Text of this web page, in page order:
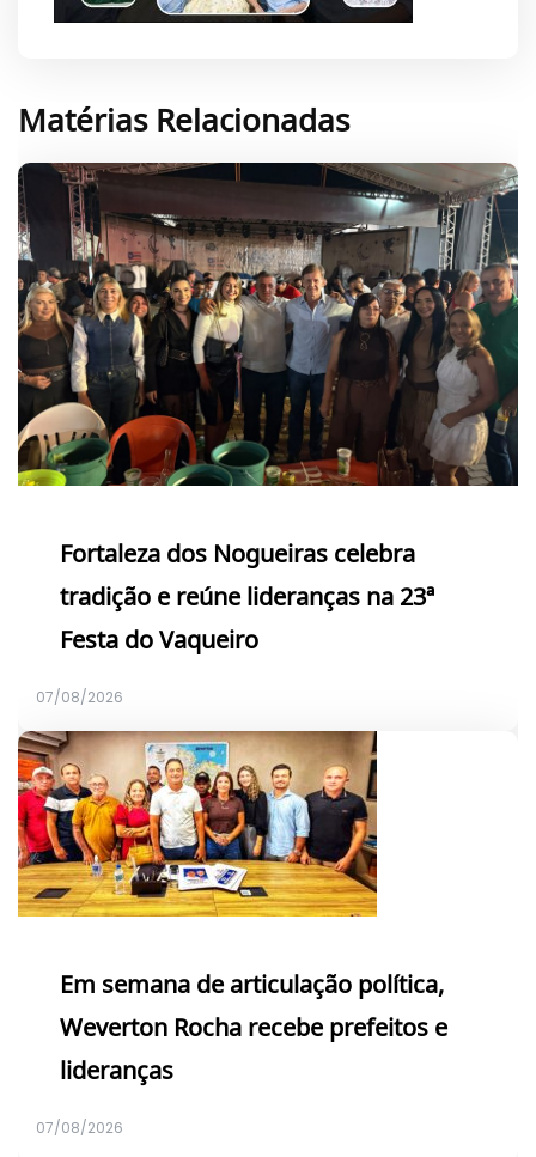
Matérias Relacionadas
Fortaleza dos Nogueiras celebra
tradição e reúne lideranças na 23ª
Festa do Vaqueiro
07/08/2026
Em semana de articulação política,
Weverton Rocha recebe prefeitos e
lideranças
07/08/2026